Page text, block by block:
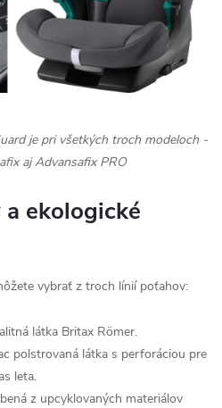
je pri všetkých troch modeloch -
aj Advansafix PRO
ekologické
vybrať z troch línií poťahov:
látka Britax Römer.
polstrovaná látka s perforáciou pre
leta.
z upcyklovaných materiálov